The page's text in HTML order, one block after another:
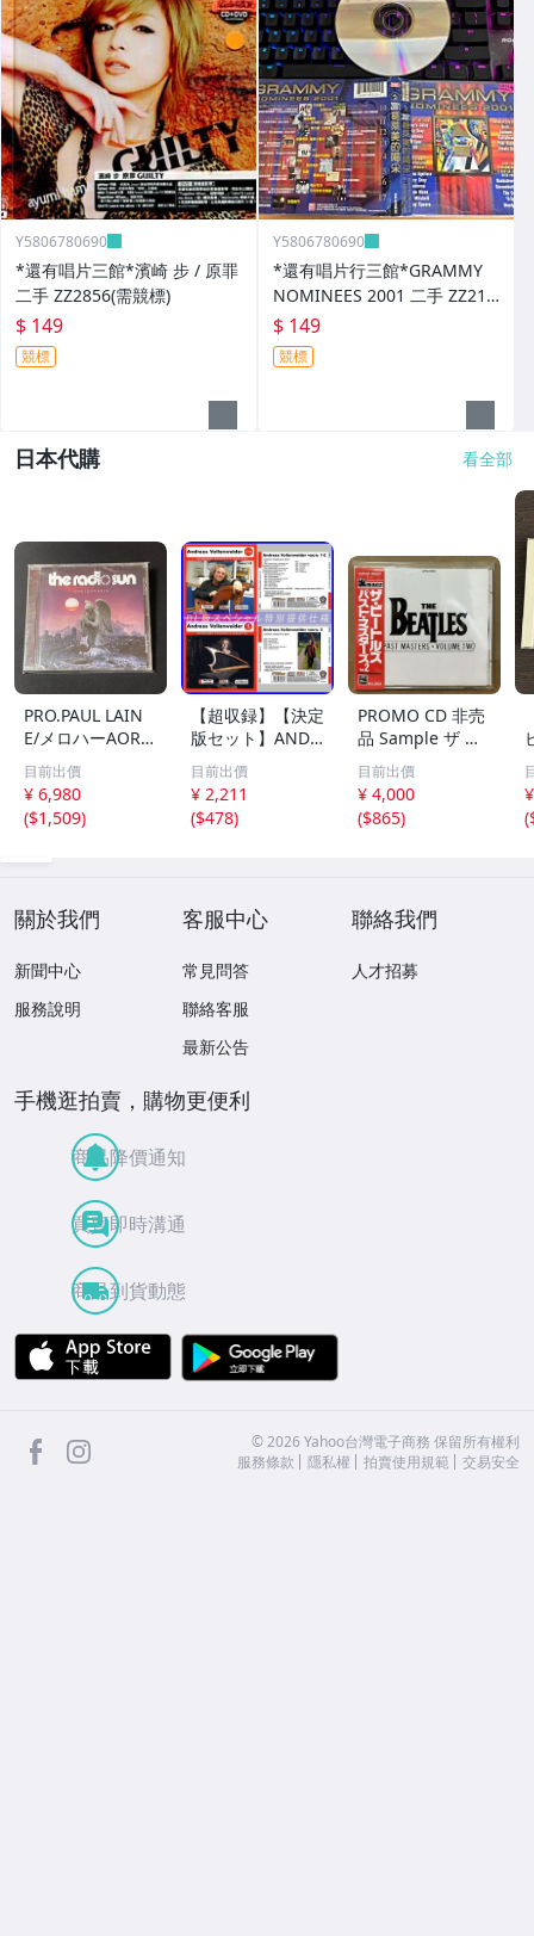
Y5806780690
*還有唱片三館*濱崎 步 / 原罪
二手 ZZ2856(需競標)
$ 149
競標
Y5806780690
*還有唱片行三館*GRAMMY
NOMINEES 2001 二手 ZZ214
03
$ 149
競標
日本代購 看全部
PRO.PAUL LAIN
E/メロハーAOR◆
THE RADIO SUN/
UNSTOPPABLE
目前出價
¥ 6,980
($1,509)
【超収録】【決定
版セット】ANDR
EAS VOLLENWEI
DER CD1+2+3 厳
選プレミア音源集
MP3CD-DLVer 3
目前出價
¥ 2,211
($478)
PROMO CD 非売
品 Sample ザ ビ
ートルズ パスト
マスターズ VOL.2
CP32-5602 THE
BEATLES / PAST
目前出價
¥ 4,000
($865)
(
關於我們
新聞中心
服務說明
客服中心
常見問答
聯絡客服
最新公告
聯絡我們
人才招募
手機逛拍賣，購物更便利
商品降價通知
買賣即時溝通
商品到貨動態
APP Store
facebook ©2026 Yahoo台灣電子商務 保留所有權利
服務條款
隱私權 拍賣使用規範 交易安全